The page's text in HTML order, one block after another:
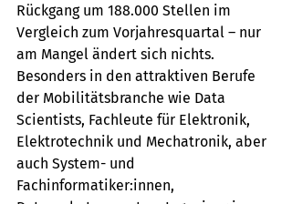
Rückgang um 188.000 Stellen im
Vergleich zum Vorjahresquartal – nur
am Mangel ändert sich nichts.
Besonders in den attraktiven Berufe
der Mobilitätsbranche wie Data
Scientists, Fachleute für Elektronik,
Elektrotechnik und Mechatronik, aber
auch System- und
Fachinformatiker:innen,